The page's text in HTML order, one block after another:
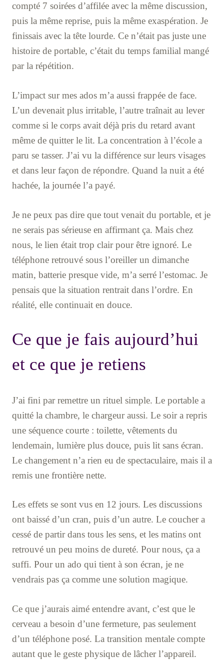
compté 7 soirées d’affilée avec la même discussion,
puis la même reprise, puis la même exaspération. Je
finissais avec la tête lourde. Ce n’était pas juste une
histoire de portable, c’était du temps familial mangé
par la répétition.
L’impact sur mes ados m’a aussi frappée de face.
L’un devenait plus irritable, l’autre traînait au lever
comme si le corps avait déjà pris du retard avant
même de quitter le lit. La concentration à l’école a
paru se tasser. J’ai vu la différence sur leurs visages
et dans leur façon de répondre. Quand la nuit a été
hachée, la journée l’a payé.
Je ne peux pas dire que tout venait du portable, et je
ne serais pas sérieuse en affirmant ça. Mais chez
nous, le lien était trop clair pour être ignoré. Le
téléphone retrouvé sous l’oreiller un dimanche
matin, batterie presque vide, m’a serré l’estomac. Je
pensais que la situation rentrait dans l’ordre. En
réalité, elle continuait en douce.
Ce que je fais aujourd’hui
et ce que je retiens
J’ai fini par remettre un rituel simple. Le portable a
quitté la chambre, le chargeur aussi. Le soir a repris
une séquence courte : toilette, vêtements du
lendemain, lumière plus douce, puis lit sans écran.
Le changement n’a rien eu de spectaculaire, mais il a
remis une frontière nette.
Les effets se sont vus en 12 jours. Les discussions
ont baissé d’un cran, puis d’un autre. Le coucher a
cessé de partir dans tous les sens, et les matins ont
retrouvé un peu moins de dureté. Pour nous, ça a
suffi. Pour un ado qui tient à son écran, je ne
vendrais pas ça comme une solution magique.
Ce que j’aurais aimé entendre avant, c’est que le
cerveau a besoin d’une fermeture, pas seulement
d’un téléphone posé. La transition mentale compte
autant que le geste physique de lâcher l’appareil.